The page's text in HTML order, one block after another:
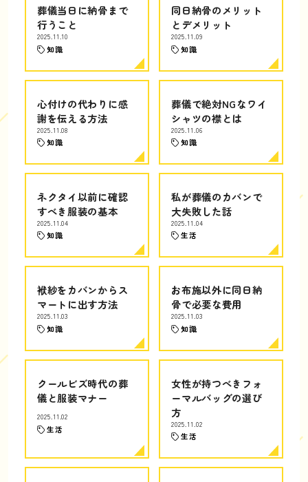
葬儀当日に納骨まで
行うこと
2025.11.10
知識
同日納骨のメリット
とデメリット
2025.11.09
知識
心付けの代わりに感
謝を伝える方法
2025.11.08
知識
葬儀で絶対NGなワイ
シャツの襟とは
2025.11.06
知識
ネクタイ以前に確認
すべき服装の基本
2025.11.04
知識
私が葬儀のカバンで
大失敗した話
2025.11.04
生活
袱紗をカバンからス
マートに出す方法
2025.11.03
知識
お布施以外に同日納
骨で必要な費用
2025.11.03
知識
クールビズ時代の葬
儀と服装マナー
2025.11.02
生活
女性が持つべきフォ
ーマルバッグの選び
方
2025.11.02
生活